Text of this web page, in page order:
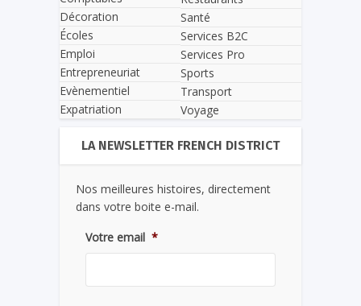
Décoration
Écoles
Emploi
Entrepreneuriat
Evènementiel
Expatriation
Santé
Services B2C
Services Pro
Sports
Transport
Voyage
LA NEWSLETTER FRENCH DISTRICT
Nos meilleures histoires, directement
dans votre boite e-mail.
Votre email *